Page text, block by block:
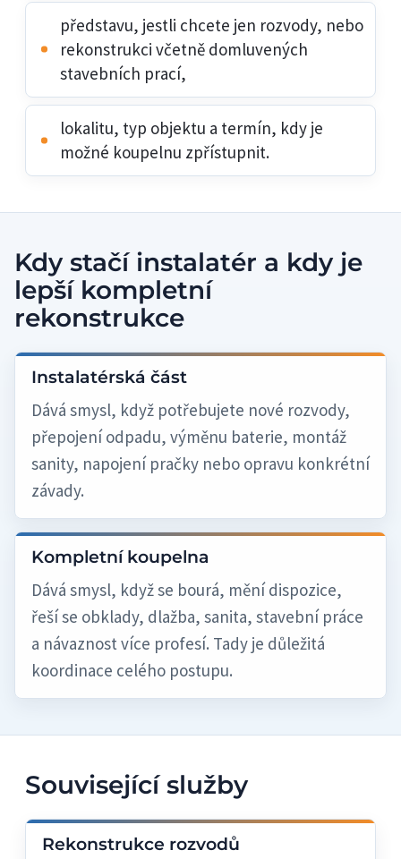
představu, jestli chcete jen rozvody, nebo
rekonstrukci včetně domluvených
stavebních prací,
lokalitu, typ objektu a termín, kdy je
možné koupelnu zpřístupnit.
Kdy stačí instalatér a kdy je
lepší kompletní
rekonstrukce
Instalatérská část
Dává smysl, když potřebujete nové rozvody,
přepojení odpadu, výměnu baterie, montáž
sanity, napojení pračky nebo opravu konkrétní
závady.
Kompletní koupelna
Dává smysl, když se bourá, mění dispozice,
řeší se obklady, dlažba, sanita, stavební práce
a návaznost více profesí. Tady je důležitá
koordinace celého postupu.
Související služby
Rekonstrukce rozvodů